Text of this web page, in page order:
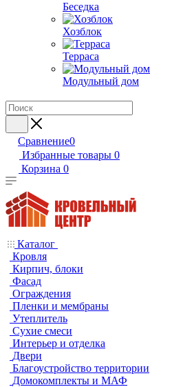
Беседка
Хозблок
Терраса
Модульный дом
Сравнение0
Избранные товары 0
Корзина 0
Каталог
Кровля
Кирпич, блоки
Фасад
Ограждения
Пленки и мембраны
Утеплитель
Сухие смеси
Интерьер и отделка
Двери
Благоустройство территории
Домокомплекты и МАФ